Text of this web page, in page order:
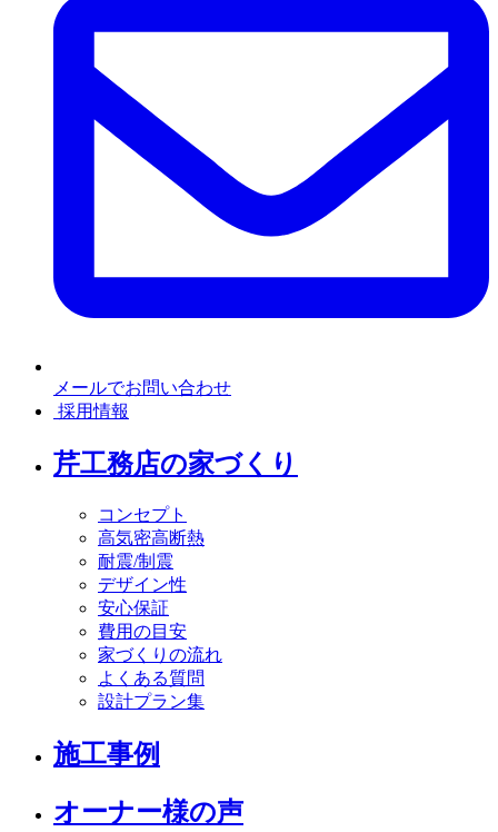
メールでお問い合わせ
採用情報
芹工務店の家づくり
コンセプト
高気密高断熱
耐震/制震
デザイン性
安心保証
費用の目安
家づくりの流れ
よくある質問
設計プラン集
施工事例
オーナー様の声